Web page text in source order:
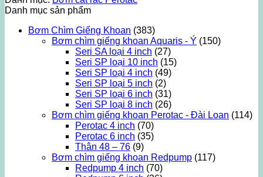
Danh mục sản phẩm
Bơm Chìm Giếng Khoan (383)
Bơm chìm giếng khoan Aquaris - Ý (150)
Seri SA loại 4 inch (27)
Seri SP loại 10 inch (15)
Seri SP loại 4 inch (49)
Seri SP loại 5 inch (2)
Seri SP loại 6 inch (31)
Seri SP loại 8 inch (26)
Bơm chìm giếng khoan Perotac - Đài Loan (114)
Perotac 4 inch (70)
Perotac 6 inch (35)
Thân 48 – 76 (9)
Bơm chìm giếng khoan Redpump (117)
Redpump 4 inch (70)